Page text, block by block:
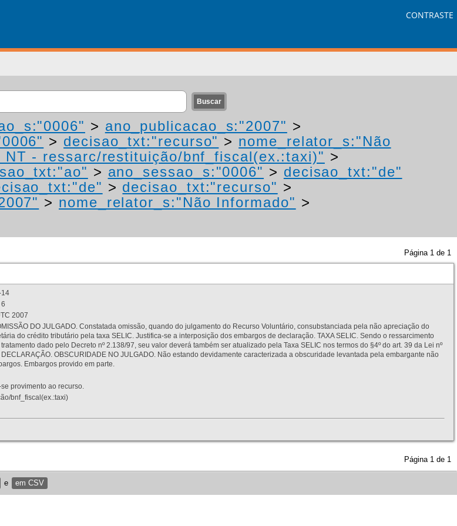
CONTRASTE
> ano_publicacao_s:"2007" >
> decisao_txt:"recurso" > nome_relator_s:"Não
- ressarc/restituição/bnf_fiscal(ex.:taxi)" >
> ano_sessao_s:"0006" > decisao_txt:"de"
> decisao_txt:"recurso" >
> nome_relator_s:"Não Informado" >
Página 1 de 1
14
2007
DO JULGADO. Constatada omissão, quando do julgamento do Recurso Voluntário, consubstanciada pela não apreciação do
do crédito tributário pela taxa SELIC. Justifica-se a interposição dos embargos de declaração. TAXA SELIC. Sendo o ressarcimento
dado pelo Decreto nº 2.138/97, seu valor deverá também ser atualizado pela Taxa SELIC nos termos do §4º do art. 39 da Lei nº
OBSCURIDADE NO JULGADO. Não estando devidamente caracterizada a obscuridade levantada pela embargante não
Embargos provido em parte.
provimento ao recurso.
bnf_fiscal(ex.:taxi)
Página 1 de 1
e em CSV